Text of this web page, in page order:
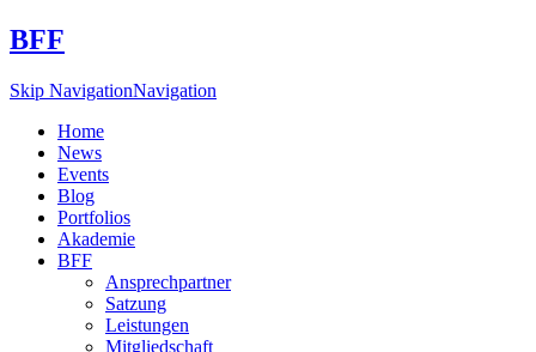
BFF
Skip NavigationNavigation
Home
News
Events
Blog
Portfolios
Akademie
BFF
Ansprechpartner
Satzung
Leistungen
Mitgliedschaft